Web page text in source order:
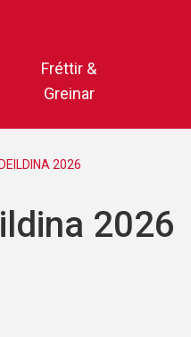
Fréttir &
Greinar
2026
2026